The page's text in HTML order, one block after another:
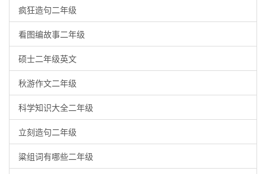
疯狂造句二年级
看图编故事二年级
硕士二年级英文
秋游作文二年级
科学知识大全二年级
立刻造句二年级
粱组词有哪些二年级